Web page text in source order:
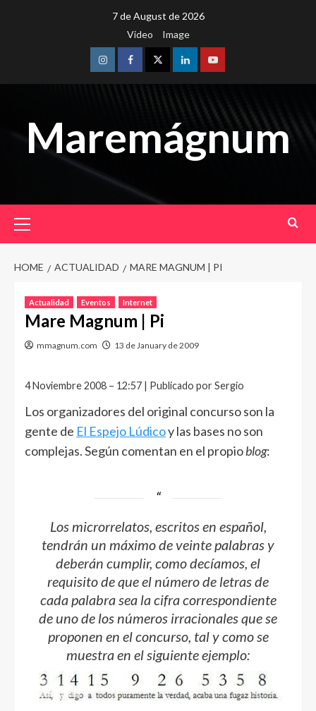
7 de August de 2026
Video
Image
InstagramFacebookTwitterLinkedinYoutube
Maremágnum
Menu
HOME ACTUALIDAD MARE MAGNUM | PI
Actualidad Eventos Internet
Mare Magnum | Pi
mmagnum.com 13 de January de 2009
4 Noviembre 2008 – 12:57 | Publicado por Sergio
Los organizadores del original concurso son la
gente de El Espejo Lúdicoy las bases no son
complejas. Según comentan en el propioblog:
Los microrrelatos, escritos en español,
tendrán un máximo de veinte palabras y
deberán cumplir, como decíamos, el
requisito de que el número de letras de
cada palabra sea la cifra correspondiente
de uno de los números irracionales que se
proponen en el concurso, tal y como se
muestra en el siguiente ejemplo: